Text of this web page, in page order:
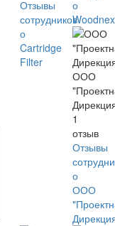
Отзывы
сотрудников
о
Cartridge
Filter
о
ООО
1
отзыв
Отзывы
о
ООО